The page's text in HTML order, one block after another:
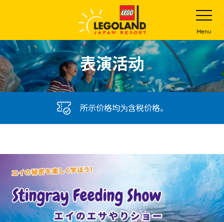
主
要
内
容
打
开
网
站
菜
单
Menu
表演活动
所示价格均为含税价格。